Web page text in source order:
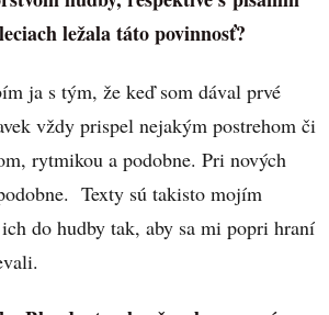
ležala táto povinnosť?
ja s tým, že keď som dával prvé
vždy prispel nejakým postrehom či
rytmikou a podobne. Pri nových
Texty sú takisto mojím
do hudby tak, aby sa mi popri hraní